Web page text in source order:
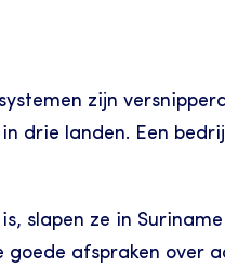
zijn
drie landen. Een
slapen ze in
afspraken over